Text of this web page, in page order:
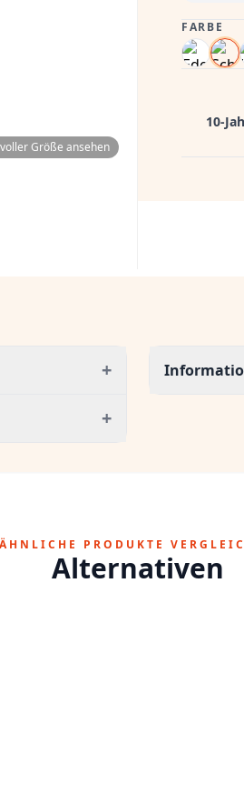
Größe ansehen
FARBE
10-
+
+
ÄHNLICHE PRODUKTE
Alternativen